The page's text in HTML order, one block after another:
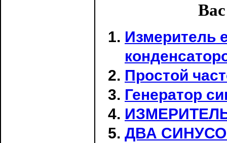
Измеритель
Простой
Генератор
ДВА